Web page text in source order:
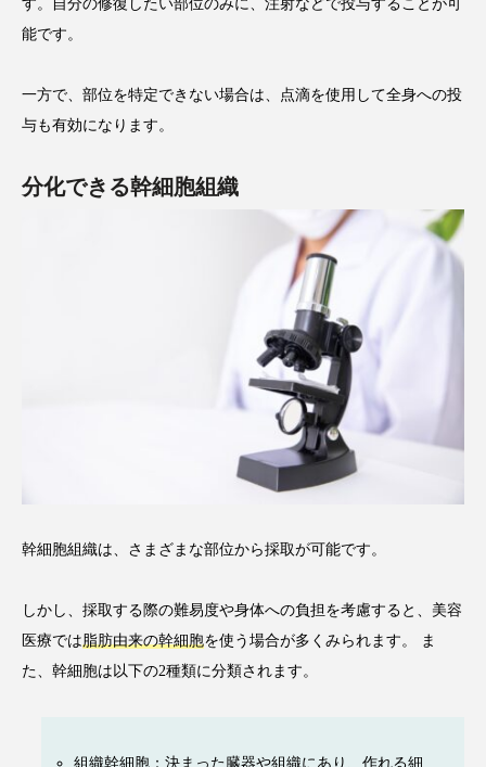
す。自分の修復したい部位のみに、注射などで投与することが可
能です。
一方で、部位を特定できない場合は、点滴を使用して全身への投
与も有効になります。
分化できる幹細胞組織
幹細胞組織は、さまざまな部位から採取が可能です。
しかし、採取する際の難易度や身体への負担を考慮すると、美容
医療では 脂肪由来の幹細胞を使う場合が多くみられます。 ま
た、幹細胞は以下の2種類に分類されます。
組織幹細胞：決まった臓器や組織にあり、作れる細